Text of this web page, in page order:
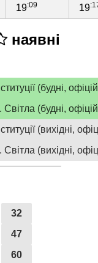
19:09 19
наявні
(будні,
Світла (будні,
(вихідні,
Світла (вихідні,
32
47
60